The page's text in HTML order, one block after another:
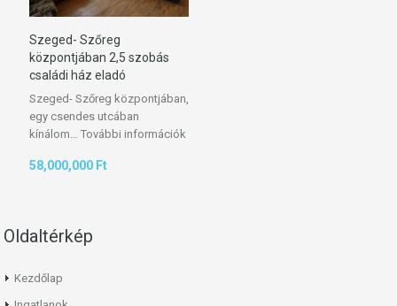
Szeged- Szőreg
központjában 2,5 szobás
családi ház eladó
Szeged- Szőreg központjában,
egy csendes utcában
kínálom… További információk
58,000,000 Ft
Oldaltérkép
Kezdőlap